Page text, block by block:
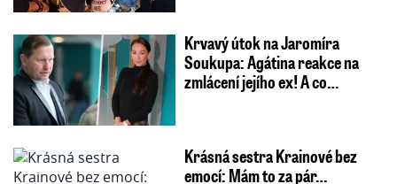
Krvavý útok na Jaromíra
Soukupa: Agátina reakce na
zmlácení jejího ex! A co…
Krásná sestra Krainové bez
emocí: Mám to za pár…